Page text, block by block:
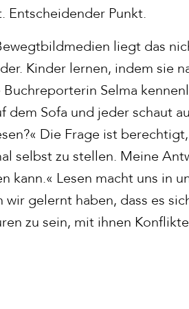
Entscheidender Punkt.
liegt das
Kinder lernen, indem sie
Selma
dem Sofa und jeder schaut
Die Frage ist
selbst zu stellen. Meine
Lesen macht uns in
gelernt haben, dass es
zu sein, mit ihnen